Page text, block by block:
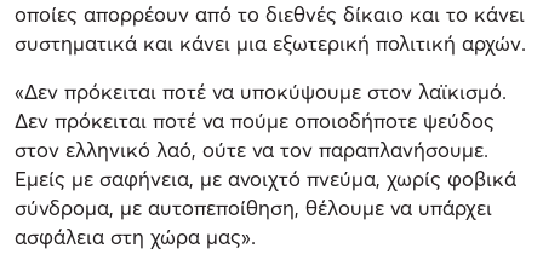
οποίες απορρέουν από το διεθνές δίκαιο και το κάνει
συστηματικά και κάνει μια εξωτερική πολιτική αρχών.
«Δεν πρόκειται ποτέ να υποκύψουμε στον λαϊκισμό.
Δεν πρόκειται ποτέ να πούμε οποιοδήποτε ψεύδος
στον ελληνικό λαό, ούτε να τον παραπλανήσουμε.
Εμείς με σαφήνεια, με ανοιχτό πνεύμα, χωρίς φοβικά
σύνδρομα, με αυτοπεποίθηση, θέλουμε να υπάρχει
ασφάλεια στη χώρα μας».